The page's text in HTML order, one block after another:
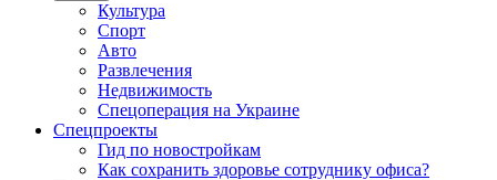
Культура
Спорт
Авто
Развлечения
Недвижимость
Спецоперация на Украине
Спецпроекты
Гид по новостройкам
Как сохранить здоровье сотруднику офиса?